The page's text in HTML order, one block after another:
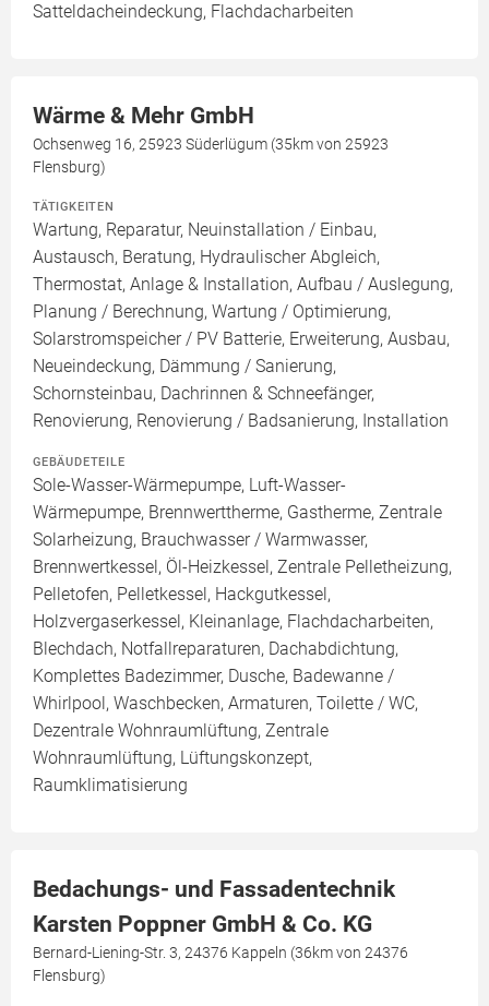
Satteldacheindeckung, Flachdacharbeiten
Wärme & Mehr GmbH
Ochsenweg 16, 25923 Süderlügum (35km von 25923
Flensburg)
TÄTIGKEITEN
Wartung, Reparatur, Neuinstallation / Einbau,
Austausch, Beratung, Hydraulischer Abgleich,
Thermostat, Anlage & Installation, Aufbau / Auslegung,
Planung / Berechnung, Wartung / Optimierung,
Solarstromspeicher / PV Batterie, Erweiterung, Ausbau,
Neueindeckung, Dämmung / Sanierung,
Schornsteinbau, Dachrinnen & Schneefänger,
Renovierung, Renovierung / Badsanierung, Installation
GEBÄUDETEILE
Sole-Wasser-Wärmepumpe, Luft-Wasser-
Wärmepumpe, Brennwerttherme, Gastherme, Zentrale
Solarheizung, Brauchwasser / Warmwasser,
Brennwertkessel, Öl-Heizkessel, Zentrale Pelletheizung,
Pelletofen, Pelletkessel, Hackgutkessel,
Holzvergaserkessel, Kleinanlage, Flachdacharbeiten,
Blechdach, Notfallreparaturen, Dachabdichtung,
Komplettes Badezimmer, Dusche, Badewanne /
Whirlpool, Waschbecken, Armaturen, Toilette / WC,
Dezentrale Wohnraumlüftung, Zentrale
Wohnraumlüftung, Lüftungskonzept,
Raumklimatisierung
Bedachungs- und Fassadentechnik
Karsten Poppner GmbH & Co. KG
Bernard-Liening-Str. 3, 24376 Kappeln (36km von 24376
Flensburg)